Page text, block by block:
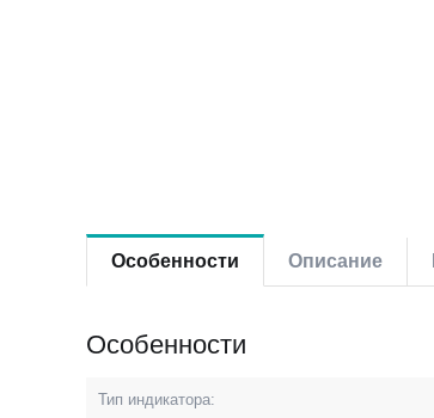
Особенности Описание
Особенности
Тип индикатора: